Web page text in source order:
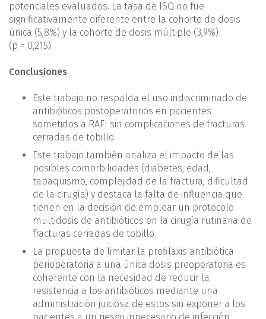
potenciales evaluados. La tasa de ISQ no fue
significativamente diferente entre la cohorte de dosis
única (5,8%) y la cohorte de dosis múltiple (3,9%)
(p = 0,215).
Conclusiones
Este trabajo no respalda el uso indiscriminado de
antibióticos postoperatorios en pacientes
sometidos a RAFI sin complicaciones de fracturas
cerradas de tobillo.
Este trabajo también analiza el impacto de las
posibles comorbilidades (diabetes, edad,
tabaquismo, complejidad de la fractura, dificultad
de la cirugía) y destaca la falta de influencia que
tienen en la decisión de emplear un protocolo
multidosis de antibióticos en la cirugía rutinaria de
fracturas cerradas de tobillo.
La propuesta de limitar la profilaxis antibiótica
perioperatoria a una única dosis preoperatoria es
coherente con la necesidad de reducir la
resistencia a los antibióticos mediante una
administración juiciosa de estos sin exponer a los